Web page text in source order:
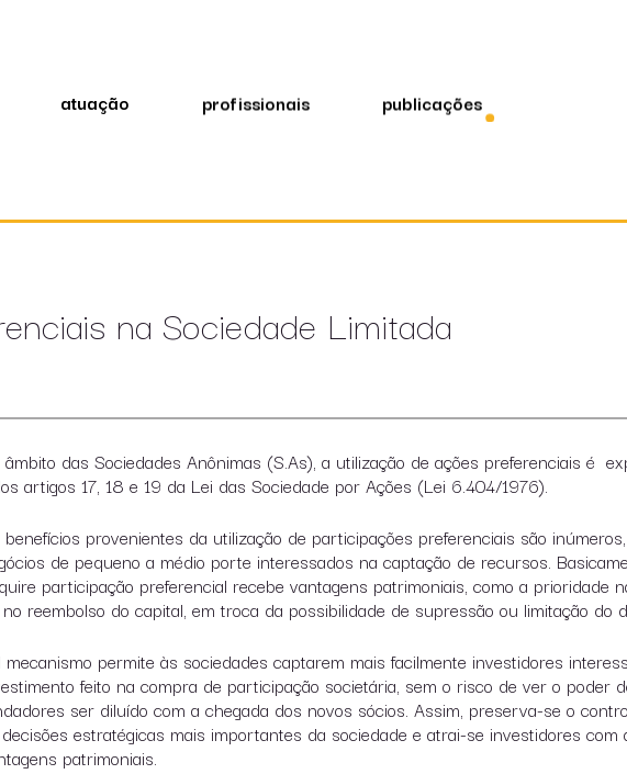
atuação profissionais publicações
na Sociedade Limitada
âmbito das Sociedades Anônimas (S.As), a utilização de ações preferenciais é
artigos 17, 18 e 19 da Lei das Sociedade por Ações (Lei 6.404/1976).
benefícios provenientes da utilização de participações preferenciais são
de pequeno a médio porte interessados na captação de recursos.
participação preferencial recebe vantagens patrimoniais, como a prioridade
reembolso do capital, em troca da possibilidade de supressão ou limitação do
mecanismo permite às sociedades captarem mais facilmente investidores
feito na compra de participação societária, sem o risco de ver o poder
ser diluído com a chegada dos novos sócios. Assim, preserva-se o
estratégicas mais importantes da sociedade e atrai-se investidores
patrimoniais.